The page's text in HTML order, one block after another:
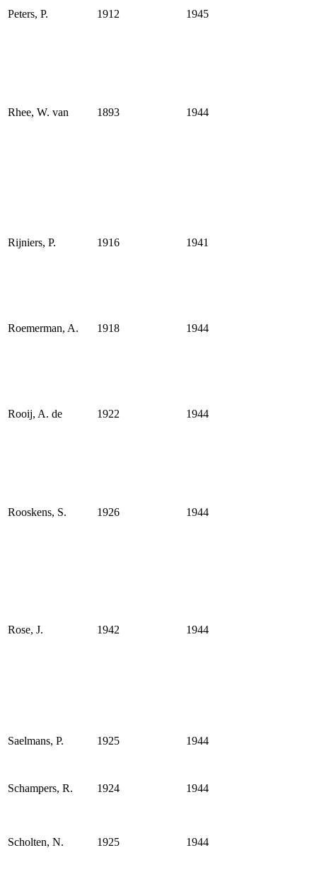
Peters, P. 1912 1945
Rhee, W. van 1893 1944
Rijniers, P. 1916 1941
Roemerman, A. 1918 1944
Rooij, A. de 1922 1944
Rooskens, S. 1926 1944
Rose, J. 1942 1944
Saelmans, P. 1925 1944
Schampers, R. 1924 1944
Scholten, N. 1925 1944